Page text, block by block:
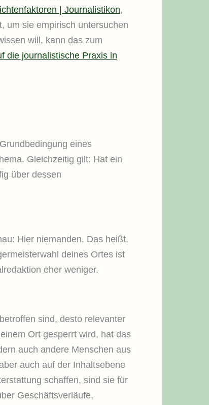
| Journalistikon,
um sie empirisch untersuchen
will, kann das zum
die journalistische Praxis in
eines
Gleichzeitig gilt: Hat ein
über dessen
Hier niemanden. Das heißt,
deines Ortes ist
eher weniger.
sind, desto relevanter
Ort gesperrt wird, hat das
auch andere Menschen aus
auch auf der Inhaltsebene
schaffen, sind sie für
Geschäftsverläufe,